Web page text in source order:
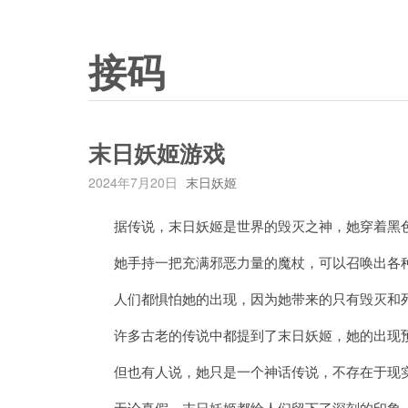
接码
末日妖姬游戏
2024年7月20日 末日妖姬
据传说，末日妖姬是世界的毁灭之神，她穿着黑
她手持一把充满邪恶力量的魔杖，可以召唤出各
人们都惧怕她的出现，因为她带来的只有毁灭和
许多古老的传说中都提到了末日妖姬，她的出现
但也有人说，她只是一个神话传说，不存在于现